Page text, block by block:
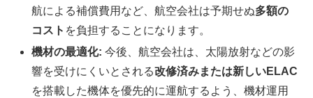
航による補償費用など、航空会社は予期せぬ多額の
コスト を負担することになります。
機材の最適化: 今後、航空会社は、太陽放射などの影
響を受けにくいとされる改修済みまたは新しいELAC
を搭載した機体を優先的に運航するよう、機材運用